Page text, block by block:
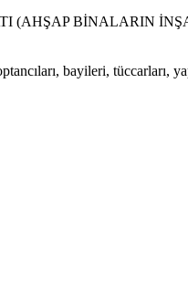
BİNALARIN
bayileri,